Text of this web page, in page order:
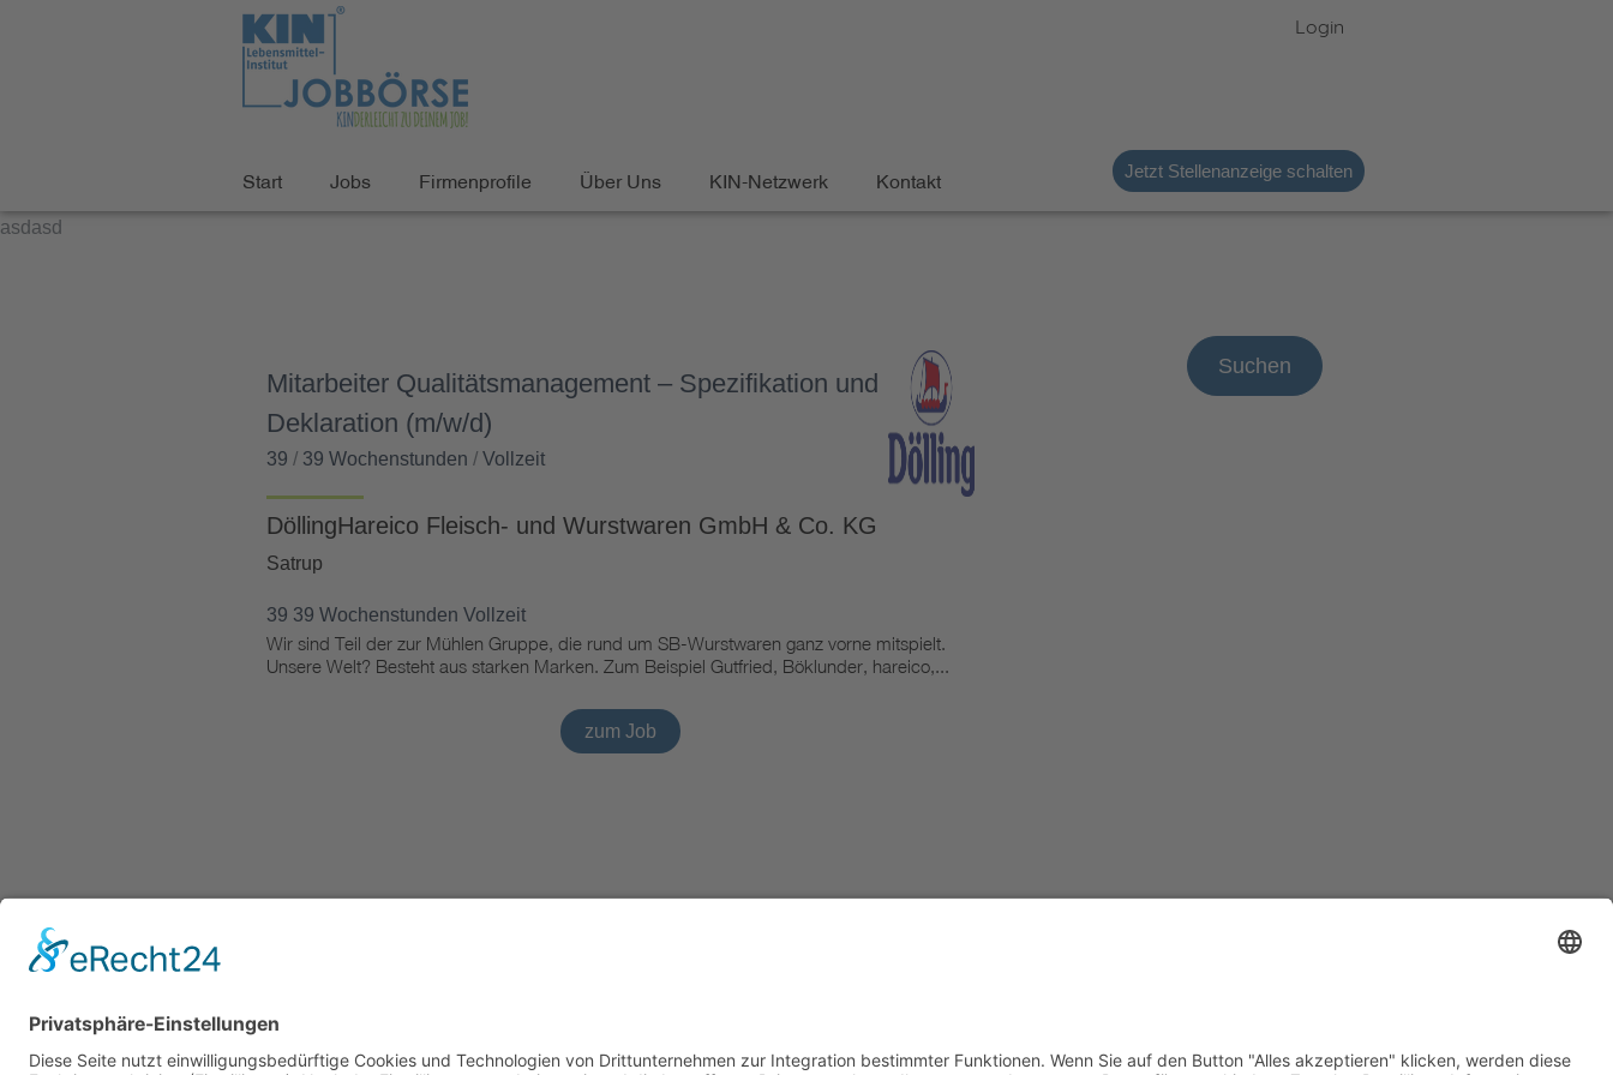
Login
Start Jobs Firmenprofile Über Uns KIN-Netzwerk Kontakt Jetzt Stellenanzeige schalten
asdasd
Mitarbeiter Qualitätsmanagement – Spezifikation und
Deklaration (m/w/d)
39 / 39 Wochenstunden / Vollzeit
DöllingHareico Fleisch- und Wurstwaren GmbH & Co. KG
Satrup
39 39 Wochenstunden Vollzeit
Wir sind Teil der zur Mühlen Gruppe, die rund um SB-Wurstwaren ganz vorne mitspielt.
Unsere Welt? Besteht aus starken Marken. Zum Beispiel Gutfried, Böklunder, hareico,...
zum Job
Suchen